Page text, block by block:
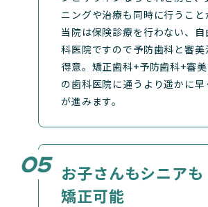
ニングや治療も同時に行うこと
当院は保険診療を行わない、
科医院ですので予防歯科と審
得意。矯正歯科+予防歯科+審
の歯科医院に通うより遥かに
が進みます。
お子さんもシニアも
矯正可能